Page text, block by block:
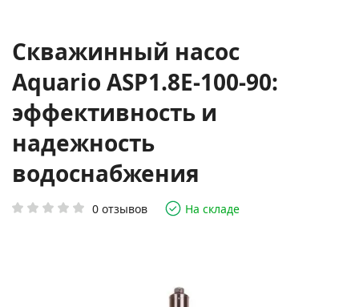
Скважинный насос
Aquario ASP1.8E-100-90:
эффективность и
надежность
водоснабжения
0 отзывов На складе